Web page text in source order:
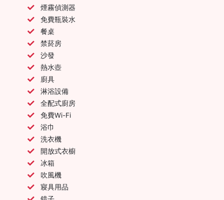
煙霧偵測器
免費瓶裝水
餐桌
禁菸房
沙發
熱水壺
廚具
淋浴設備
全配式廚房
免費Wi-Fi
浴巾
洗衣機
開放式衣櫥
冰箱
吹風機
寢具用品